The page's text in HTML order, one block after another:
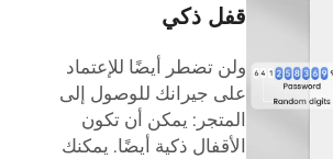
قفل ذكي
ولن تضطر أيضًا للإعتماد
على جيرانك للوصول إلى
المتجر: يمكن أن تكون
الأقفال ذكية أيضًا. يمكنك